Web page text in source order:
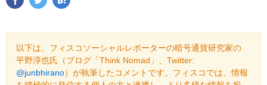
以下は、フィスコソーシャルレポーターの暗号通貨研究家の
平野淳也氏（ブログ「Think Nomad」、Twitter:
@junbhirano）が執筆したコメントです。フィスコでは、情報